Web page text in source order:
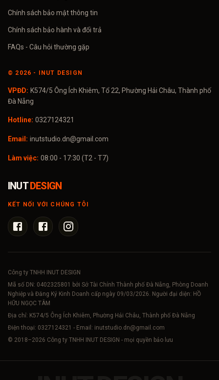
Chính sách bảo mật thông tin
Chính sách bảo hành và đổi trả
FAQs - Câu hỏi thường gặp
© 2026 - INUT DESIGN
VPĐD: K574/5 Ông Ích Khiêm, Tổ 22, Phường Hải Châu, Thành phố
Đà Nẵng
Hotline: 0327124321
Email: inutstudio.dn@gmail.com
Làm việc: 08:00 - 17:30 (T2 - T7)
INUT DESIGN
KẾT NỐI VỚI CHÚNG TÔI
Công ty TNHH INUT DESIGN
Mã số DN: 0402325801
bởi Sở Tài Chính Thành phố Đà Nẵng, Phòng Doanh
Nghiệp và Đăng Ký Kinh Doanh cấp ngày 09/03/2026. Người đại diện: HỒ
HỮU NGỌC TÂM
Địa chỉ: K574/5 Ông Ích Khiêm, Phường Hải Châu, Thành phố Đà Nẵng
Điện thoại: 0327124321 - Email: inutstudio.dn@gmail.com
© 2018–2026 Công ty TNHH INUT DESIGN - mọi quyền bảo lưu